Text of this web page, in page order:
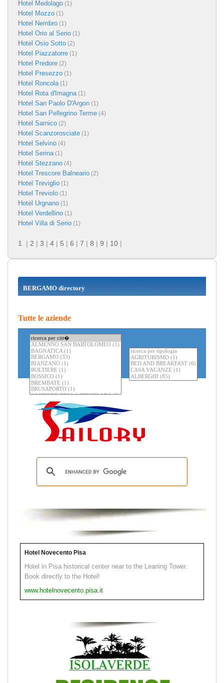
Hotel Medolago (1)
Hotel Mozzo (1)
Hotel Nembro (1)
Hotel Orio al Serio (1)
Hotel Osio Sotto (2)
Hotel Piazzatorre (1)
Hotel Predore (2)
Hotel Presezzo (1)
Hotel Roncola(1)
Hotel Rota d'Imagna(1)
Hotel San Paolo D'Argon (1)
Hotel San Pellegrino Terme (4)
Hotel Sarnico (2)
Hotel Scanzorosciate (1)
Hotel Selvino (4)
Hotel Serina(1)
Hotel Stezzano (4)
Hotel Trescore Balneario (2)
Hotel Treviglio (1)
Hotel Treviolo (1)
Hotel Urgnano (1)
Hotel Verdellino (1)
Hotel Villa di Serio (1)
1 | 2 | 3 | 4 | 5 | 6 | 7 | 8 | 9 | 10 |
BERGAMO directory
Tutte le aziende
Hotel Novecento Pisa
Hotel in Pisa historical center near to the Leaning Tower.
Book directly to the Hotel!
www.hotelnovecento.pisa.it